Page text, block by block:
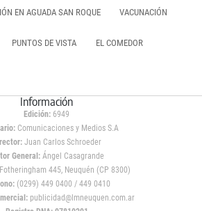
EN AGUADA SAN ROQUE VACUNACIÓN
PUNTOS DE VISTA EL COMEDOR
Información
Edición: 6949
Comunicaciones y Medios S.A
Juan Carlos Schroeder
General:Ángel Casagrande
445, Neuquén (CP 8300)
(0299) 449 0400 / 449 0410
publicidad@lmneuquen.com.ar